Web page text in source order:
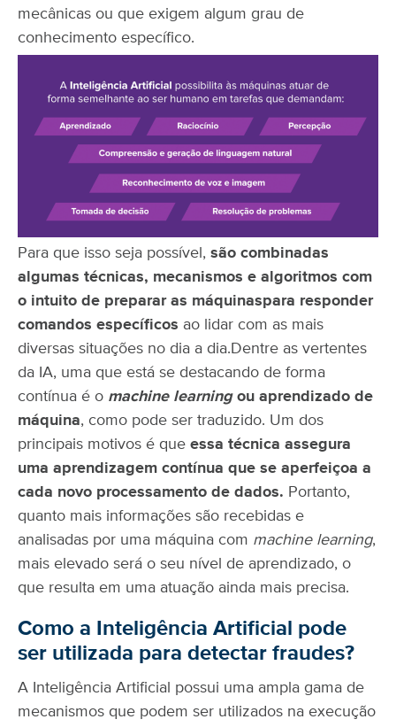
mecânicas ou que exigem algum grau de
conhecimento específico.
Para que isso seja possível, são combinadas
algumas técnicas, mecanismos e algoritmos com
o intuito de preparar as máquinaspara responder
comandos específicos ao lidar com as mais
diversas situações no dia a dia. Dentre as vertentes
da IA, uma que está se destacando de forma
contínua é o machine learningou aprendizado de
máquina, como pode ser traduzido. Um dos
principais motivos é que essa técnica assegura
uma aprendizagem contínua que se aperfeiçoa a
cada novo processamento de dados. Portanto,
quanto mais informações são recebidas e
analisadas por uma máquina com machine learning,
mais elevado será o seu nível de aprendizado, o
que resulta em uma atuação ainda mais precisa.
Como a Inteligência Artificial pode
ser utilizada para detectar fraudes?
A Inteligência Artificial possui uma ampla gama de
mecanismos que podem ser utilizados na execução